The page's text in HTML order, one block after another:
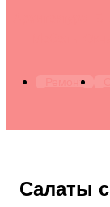
Ремонт
Салаты